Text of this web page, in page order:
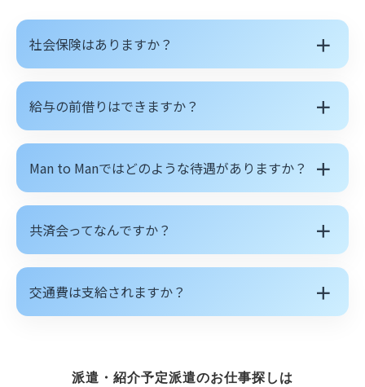
社会保険はありますか？ ＋
給与の前借りはできますか？ ＋
Man to Manではどのような待遇がありますか？ ＋
共済会ってなんですか？ ＋
交通費は支給されますか？ ＋
派遣・紹介予定派遣のお仕事探しは